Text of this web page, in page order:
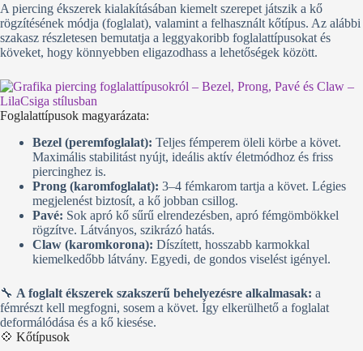
A piercing ékszerek kialakításában kiemelt szerepet játszik a kő
rögzítésének módja (foglalat), valamint a felhasznált kőtípus. Az alábbi
szakasz részletesen bemutatja a leggyakoribb foglalattípusokat és
köveket, hogy könnyebben eligazodhass a lehetőségek között.
Foglalattípusok magyarázata:
Bezel (peremfoglalat): Teljes fémperem öleli körbe a követ.
Maximális stabilitást nyújt, ideális aktív életmódhoz és friss
piercinghez is.
Prong (karomfoglalat): 3–4 fémkarom tartja a követ. Légies
megjelenést biztosít, a kő jobban csillog.
Pavé: Sok apró kő sűrű elrendezésben, apró fémgömbökkel
rögzítve. Látványos, szikrázó hatás.
Claw (karomkorona): Díszített, hosszabb karmokkal
kiemelkedőbb látvány. Egyedi, de gondos viselést igényel.
🔧 A foglalt ékszerek szakszerű behelyezésre alkalmasak: a
fémrészt kell megfogni, sosem a követ. Így elkerülhető a foglalat
deformálódása és a kő kiesése.
💠 Kőtípusok